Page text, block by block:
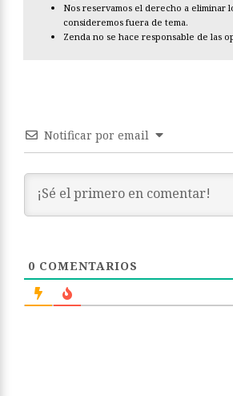
Nos reservamos el derecho a eliminar
consideremos fuera de tema.
Zenda no se hace responsable de las
Notificar por email
0 COMENTARIOS